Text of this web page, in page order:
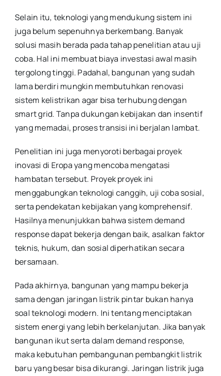
Selain itu, teknologi yang mendukung sistem ini
juga belum sepenuhnya berkembang. Banyak
solusi masih berada pada tahap penelitian atau uji
coba. Hal ini membuat biaya investasi awal masih
tergolong tinggi. Padahal, bangunan yang sudah
lama berdiri mungkin membutuhkan renovasi
sistem kelistrikan agar bisa terhubung dengan
smart grid. Tanpa dukungan kebijakan dan insentif
yang memadai, proses transisi ini berjalan lambat.
Penelitian ini juga menyoroti berbagai proyek
inovasi di Eropa yang mencoba mengatasi
hambatan tersebut. Proyek proyek ini
menggabungkan teknologi canggih, uji coba sosial,
serta pendekatan kebijakan yang komprehensif.
Hasilnya menunjukkan bahwa sistem demand
response dapat bekerja dengan baik, asalkan faktor
teknis, hukum, dan sosial diperhatikan secara
bersamaan.
Pada akhirnya, bangunan yang mampu bekerja
sama dengan jaringan listrik pintar bukan hanya
soal teknologi modern. Ini tentang menciptakan
sistem energi yang lebih berkelanjutan. Jika banyak
bangunan ikut serta dalam demand response,
maka kebutuhan pembangunan pembangkit listrik
baru yang besar bisa dikurangi. Jaringan listrik juga